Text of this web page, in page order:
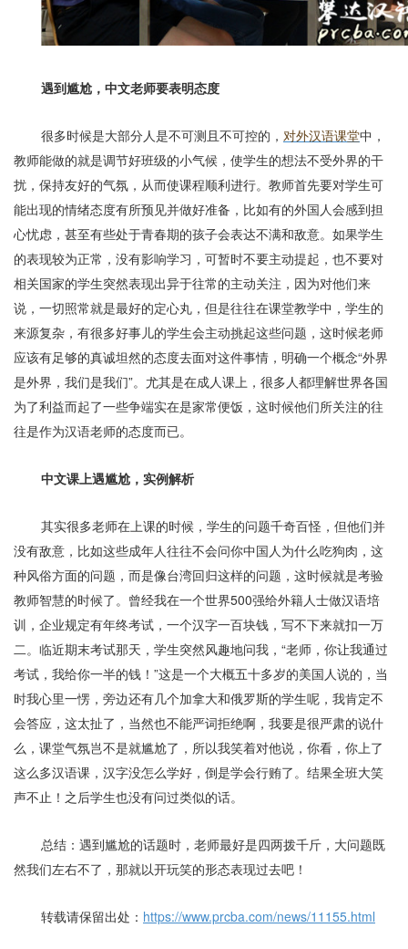
遇到尴尬，中文老师要表明态度
很多时候是大部分人是不可测且不可控的， 对外汉语课堂中，
教师能做的就是调节好班级的小气候，使学生的想法不受外界的干
扰，保持友好的气氛，从而使课程顺利进行。教师首先要对学生可
能出现的情绪态度有所预见并做好准备，比如有的外国人会感到担
心忧虑，甚至有些处于青春期的孩子会表达不满和敌意。如果学生
的表现较为正常，没有影响学习，可暂时不要主动提起，也不要对
相关国家的学生突然表现出异于往常的主动关注，因为对他们来
说，一切照常就是最好的定心丸，但是往往在课堂教学中，学生的
来源复杂，有很多好事儿的学生会主动挑起这些问题，这时候老师
应该有足够的真诚坦然的态度去面对这件事情，明确一个概念“外界
是外界，我们是我们”。尤其是在成人课上，很多人都理解世界各国
为了利益而起了一些争端实在是家常便饭，这时候他们所关注的往
往是作为汉语老师的态度而已。
中文课上遇尴尬，实例解析
其实很多老师在上课的时候，学生的问题千奇百怪，但他们并
没有敌意，比如这些成年人往往不会问你中国人为什么吃狗肉，这
种风俗方面的问题，而是像台湾回归这样的问题，这时候就是考验
教师智慧的时候了。曾经我在一个世界500强给外籍人士做汉语培
训，企业规定有年终考试，一个汉字一百块钱，写不下来就扣一万
二。临近期末考试那天，学生突然风趣地问我，“老师，你让我通过
考试，我给你一半的钱！”这是一个大概五十多岁的美国人说的，当
时我心里一愣，旁边还有几个加拿大和俄罗斯的学生呢，我肯定不
会答应，这太扯了，当然也不能严词拒绝啊，我要是很严肃的说什
么，课堂气氛岂不是就尴尬了，所以我笑着对他说，你看，你上了
这么多汉语课，汉字没怎么学好，倒是学会行贿了。结果全班大笑
声不止！之后学生也没有问过类似的话。
总结：遇到尴尬的话题时，老师最好是四两拨千斤，大问题既
然我们左右不了，那就以开玩笑的形态表现过去吧！
转载请保留出处： https://www.prcba.com/news/11155.html